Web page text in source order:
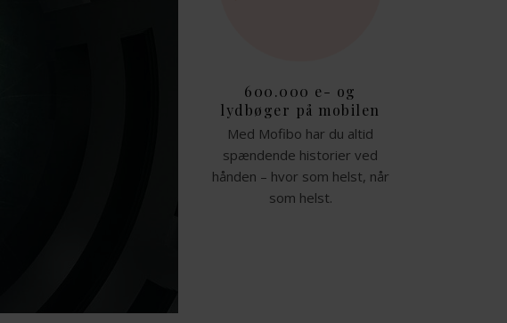
600.000 e- og
lydbøger på mobilen
Med Mofibo har du altid
spændende historier ved
hånden – hvor som helst, når
som helst.